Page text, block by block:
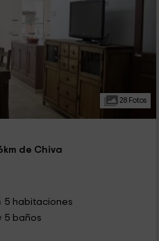
28 Fotos
de Chiva
5 habitaciones
5 baños